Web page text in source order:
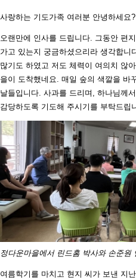
사랑하는 기도가족 여러분 안녕하세요?
오랜만에 인사를 드립니다. 그동안 편
가고 있는지 궁금하셨으리라 생각합
많기도 하였고 저도 체력이 여의치 않
을이 도착했네요. 매일 숲의 색깔을 바
날들입니다. 사과를 드리며, 하나님께
감당하도록 기도해 주시기를 부탁드립
정다운마을에서 린드홈 박사와 손준원
여름학기를 마치고 현지 씨가 보낸 지